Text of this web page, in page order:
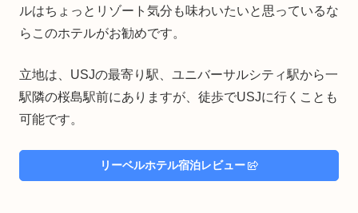
ルはちょっとリゾート気分も味わいたいと思っているな
らこのホテルがお勧めです。
立地は、USJの最寄り駅、ユニバーサルシティ駅から一
駅隣の桜島駅前にありますが、徒歩でUSJに行くことも
可能です。
リーベルホテル宿泊レビュー